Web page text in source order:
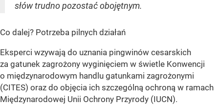
słów trudno pozostać obojętnym.
Co dalej? Potrzeba pilnych działań
Eksperci wzywają do uznania pingwinów cesarskich
za gatunek zagrożony wyginięciem w świetle Konwencji
o międzynarodowym handlu gatunkami zagrożonymi
(CITES) oraz do objęcia ich szczególną ochroną w ramach
Międzynarodowej Unii Ochrony Przyrody (IUCN).